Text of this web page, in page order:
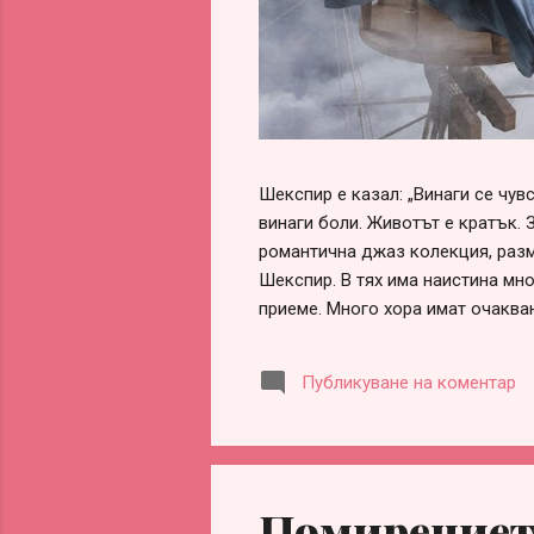
Шекспир е казал: „Винаги се
винаги боли. Животът е кратък.
романтична джаз колекция,
Шекспир. В тях има наистина
приеме. Много хора имат
оформи сам, ако честно
заради разочарования,
партньорство. Истината обаче
Публикуване на коментар